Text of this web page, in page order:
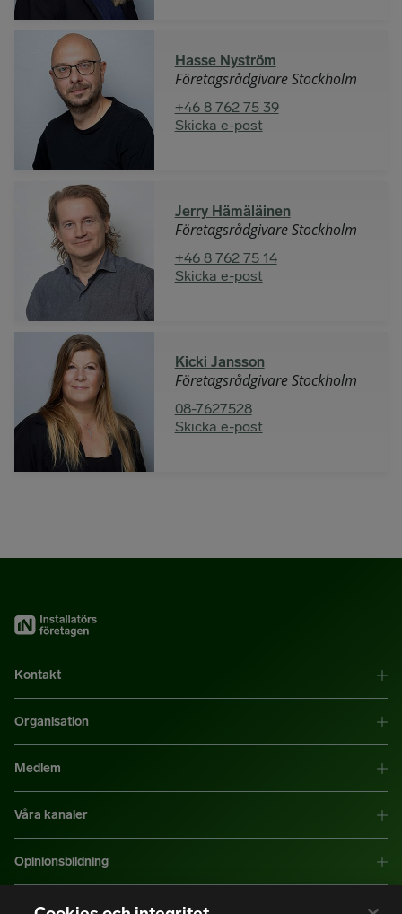
Hasse Nyström
Företagsrådgivare Stockholm
+46 8 762 75 39
Skicka e-post
Jerry Hämäläinen
Företagsrådgivare Stockholm
+46 8 762 75 14
Skicka e-post
Kicki Jansson
Företagsrådgivare Stockholm
08-7627528
Skicka e-post
Kontakt
Organisation
Medlem
Våra kanaler
Opinionsbildning
Mer information